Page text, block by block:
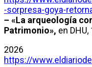
-sorpresa-goya-
– «La arqueología
Patrimonio», en
2026
https://